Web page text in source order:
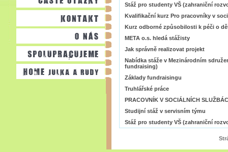
Stáž pro studenty VŠ (zahraniční
Kvalifikační kurz Pro pracovníky v
Kurz odborné způsobilosti k péči o
META o.s. hledá stážisty
Jak správně realizovat projekt
Nabídka stáže v Mezinárodním
fundraising)
Základy fundraisingu
Truhlářské práce
PRACOVNÍK V SOCIÁLNÍCH
Studijní stáž v servisním týmu
Stáž pro studenty VŠ (zahraniční